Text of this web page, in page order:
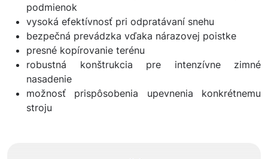
podmienok
vysoká efektívnosť pri odpratávaní snehu
bezpečná prevádzka vďaka nárazovej poistke
presné kopírovanie terénu
robustná konštrukcia pre intenzívne zimné
nasadenie
možnosť prispôsobenia upevnenia konkrétnemu
stroju